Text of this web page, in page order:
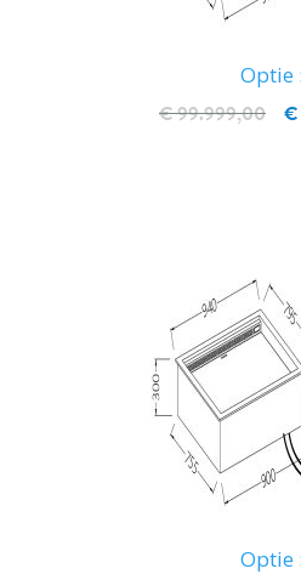
Optie :
€
€ 99.999,00
Optie :